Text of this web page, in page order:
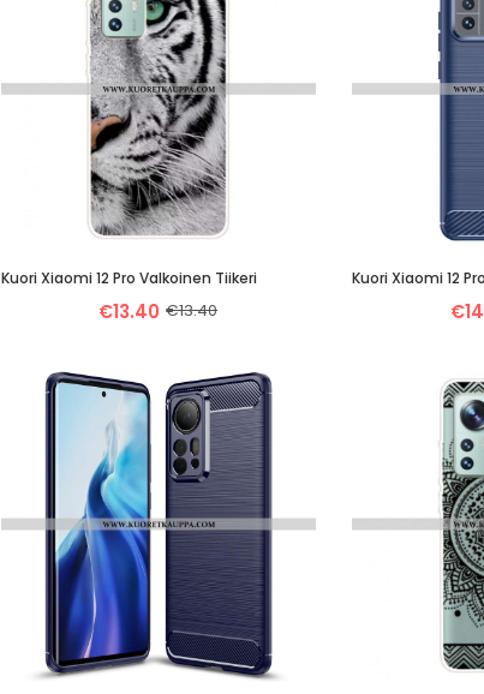
Kuori Xiaomi 12 Pro Valkoinen Tiikeri
€13.40 €13.40
Kuori Xiaomi 12